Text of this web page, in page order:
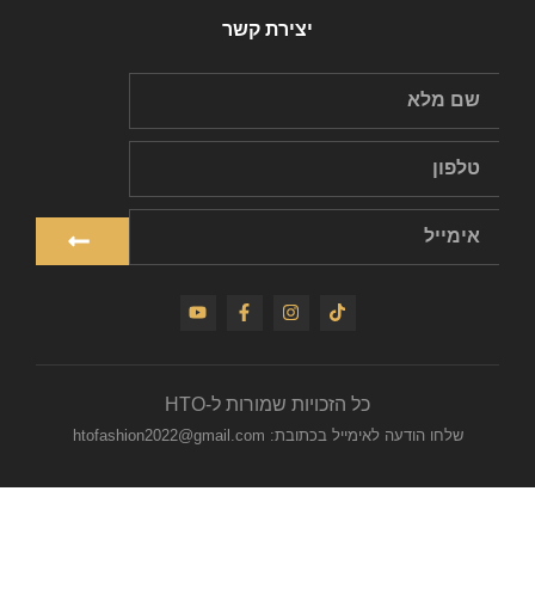
יצירת קשר
כל הזכויות שמורות ל-HTO
שלחו הודעה לאימייל בכתובת: htofashion2022@gmail.com